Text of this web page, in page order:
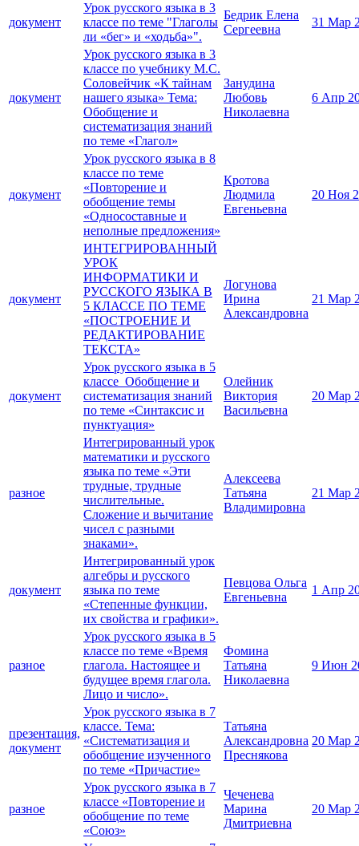
документ
Урок русского языка в 3
классе по теме "Глаголы
ли «бег» и «ходьба»".
Бедрик Елена
Сергеевна
31 Мар
документ
Урок русского языка в 3
классе по учебнику М.С.
Соловейчик «К тайнам
нашего языка» Тема:
Обобщение и
систематизация знаний
по теме «Глагол»
Занудина
Любовь
Николаевна
6 Апр
документ
Урок русского языка в 8
классе по теме
«Повторение и
обобщение темы
«Односоставные и
неполные предложения»
Кротова
Людмила
Евгеньевна
20 Ноя
документ
ИНТЕГРИРОВАННЫЙ
УРОК
ИНФОРМАТИКИ И
РУССКОГО ЯЗЫКА В
5 КЛАССЕ ПО ТЕМЕ
«ПОСТРОЕНИЕ И
РЕДАКТИРОВАНИЕ
ТЕКСТА»
Логунова
Ирина
Александровна
21 Мар
документ
Урок русского языка в 5
классе_Обобщение и
систематизация знаний
по теме «Синтаксис и
пунктуация»
Олейник
Виктория
Васильевна
20 Мар
разное
Интегрированный урок
математики и русского
языка по теме «Эти
трудные, трудные
числительные.
Сложение и вычитание
чисел с разными
знаками».
Алексеева
Татьяна
Владимировна
21 Мар
документ
Интегрированный урок
алгебры и русского
языка по теме
«Степенные функции,
их свойства и графики».
Певцова Ольга
Евгеньевна
1 Апр
разное
Урок русского языка в 5
классе по теме «Время
глагола. Настоящее и
будущее время глагола.
Лицо и число».
Фомина
Татьяна
Николаевна
9 Июн
презентация,
документ
Урок русского языка в 7
классе. Тема:
«Систематизация и
обобщение изученного
по теме «Причастие»
Татьяна
Александровна
Преснякова
20 Мар
разное
Урок русского языка в 7
классе «Повторение и
обобщение по теме
«Союз»
Чеченева
Марина
Дмитриевна
20 Мар